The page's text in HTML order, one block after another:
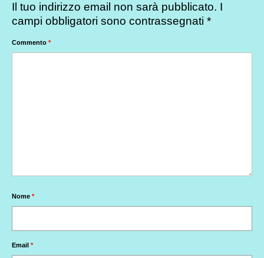
Il tuo indirizzo email non sarà pubblicato. I
campi obbligatori sono contrassegnati *
Commento *
Nome *
Email *